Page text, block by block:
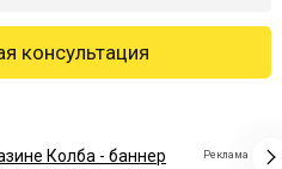
консультация
Реклама